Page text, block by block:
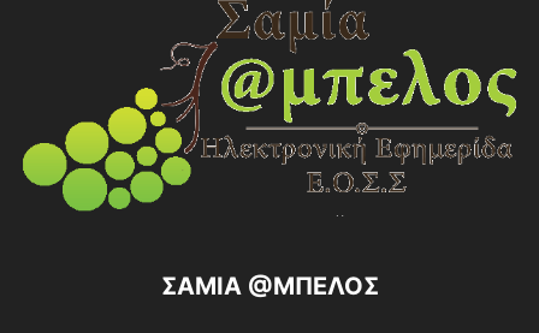
ΣΑΜΙΑ @ΜΠΕΛΟΣ